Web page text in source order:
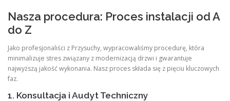
Nasza procedura: Proces instalacji od A
do Z
Jako profesjonaliści z Przysuchy, wypracowaliśmy procedurę, która
minimalizuje stres związany z modernizacją drzwi i gwarantuje
najwyższą jakość wykonania. Nasz proces składa się z pięciu kluczowych
faz.
1. Konsultacja i Audyt Techniczny